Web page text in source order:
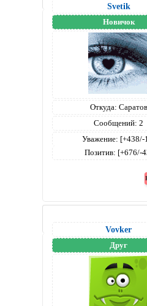
Svetik
Новичок
Откуда: Саратов
Сообщений: 2
Уважение: [+438/-
Позитив: [+676/-
Vovker
Друг